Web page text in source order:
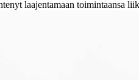
laajentamaan toimintaansa